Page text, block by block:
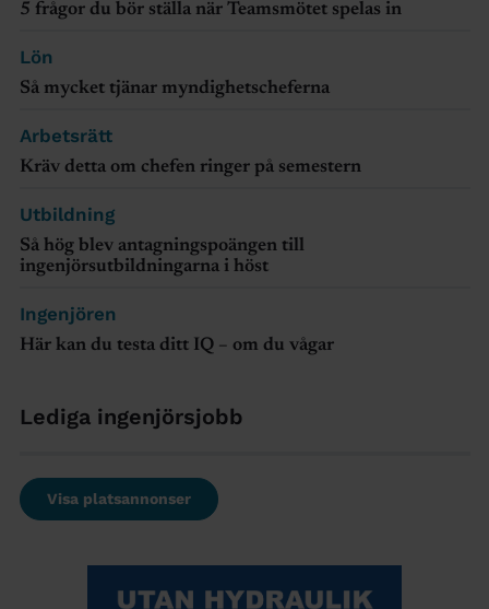
5 frågor du bör ställa när Teamsmötet spelas in
Lön
Så mycket tjänar myndighetscheferna
Arbetsrätt
Kräv detta om chefen ringer på semestern
Utbildning
Så hög blev antagningspoängen till
ingenjörsutbildningarna i höst
Ingenjören
Här kan du testa ditt IQ – om du vågar
Lediga ingenjörsjobb
Visa platsannonser